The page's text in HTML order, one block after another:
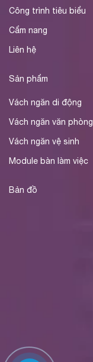
Công trình tiêu biểu
Cẩm nang
Liên hệ
Sản phẩm
Vách ngăn di động
Vách ngăn văn phòng
Vách ngăn vệ sinh
Module bàn làm việc
Bản đồ